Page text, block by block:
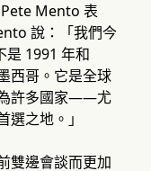
Mento 表
說：「我們今
是 1991 年和
西哥。它是全球
許多國家——尤
之地。」
雙邊會談而更加